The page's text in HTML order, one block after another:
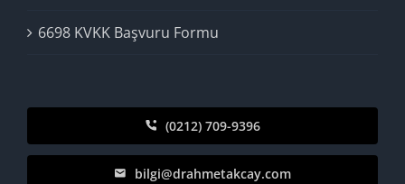
6698 KVKK Başvuru Formu
(0212) 709-9396
bilgi@drahmetakcay.com